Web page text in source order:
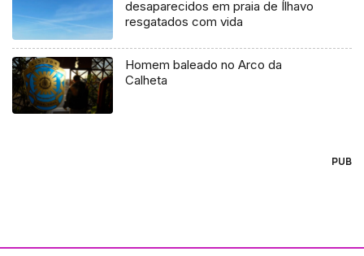
desaparecidos em praia de Ílhavo
resgatados com vida
Homem baleado no Arco da
Calheta
PUB